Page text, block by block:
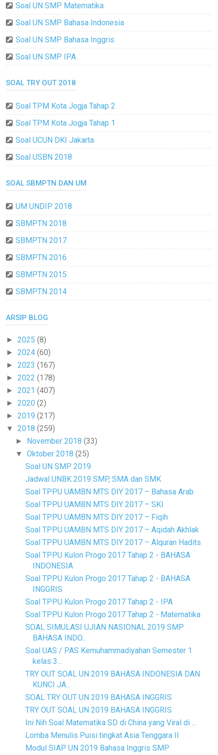
Soal UN SMP Matematika
Soal UN SMP Bahasa Indonesia
Soal UN SMP Bahasa Inggris
Soal UN SMP IPA
SOAL TRY OUT 2018
Soal TPM Kota Jogja Tahap 2
Soal TPM Kota Jogja Tahap 1
Soal UCUN DKI Jakarta
Soal USBN 2018
SOAL SBMPTN DAN UM
UM UNDIP 2018
SBMPTN 2018
SBMPTN 2017
SBMPTN 2016
SBMPTN 2015
SBMPTN 2014
ARSIP BLOG
► 2025 (8)
► 2024 (60)
► 2023 (167)
► 2022 (178)
► 2021 (407)
► 2020 (2)
► 2019 (217)
▼ 2018 (259)
► November 2018(33)
▼Oktober 2018(25)
Soal UN SMP 2019
Jadwal UNBK 2019 SMP, SMA dan SMK
Soal TPPU UAMBN MTS DIY 2017 – Bahasa Arab
Soal TPPU UAMBN MTS DIY 2017 – SKI
Soal TPPU UAMBN MTS DIY 2017 – Fiqih
Soal TPPU UAMBN MTS DIY 2017 – Aqidah Akhlak
Soal TPPU UAMBN MTS DIY 2017 – Alquran Hadits
Soal TPPU Kulon Progo 2017 Tahap 2 - BAHASA
INDONESIA
Soal TPPU Kulon Progo 2017 Tahap 2 - BAHASA
INGGRIS
Soal TPPU Kulon Progo 2017 Tahap 2 - IPA
Soal TPPU Kulon Progo 2017 Tahap 2 - Matematika
SOAL SIMULASI UJIAN NASIONAL 2019 SMP
BAHASA INDO...
Soal UAS / PAS Kemuhammadiyahan Semester 1
kelas 3...
TRY OUT SOAL UN 2019 BAHASA INDONESIA DAN
KUNCI JA...
SOAL TRY OUT UN 2019 BAHASA INGGRIS
TRY OUT SOAL UN 2019 BAHASA INGGRIS
Ini Nih Soal Matematika SD di China yang Viral di ...
Lomba Menulis Puisi tingkat Asia Tenggara II
Modul SIAP UN 2019 Bahasa Inggris SMP